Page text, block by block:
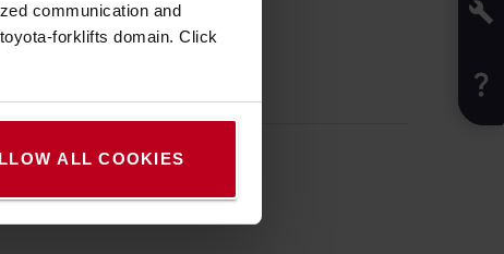
communication and
forklifts domain. Click
ALL COOKIES